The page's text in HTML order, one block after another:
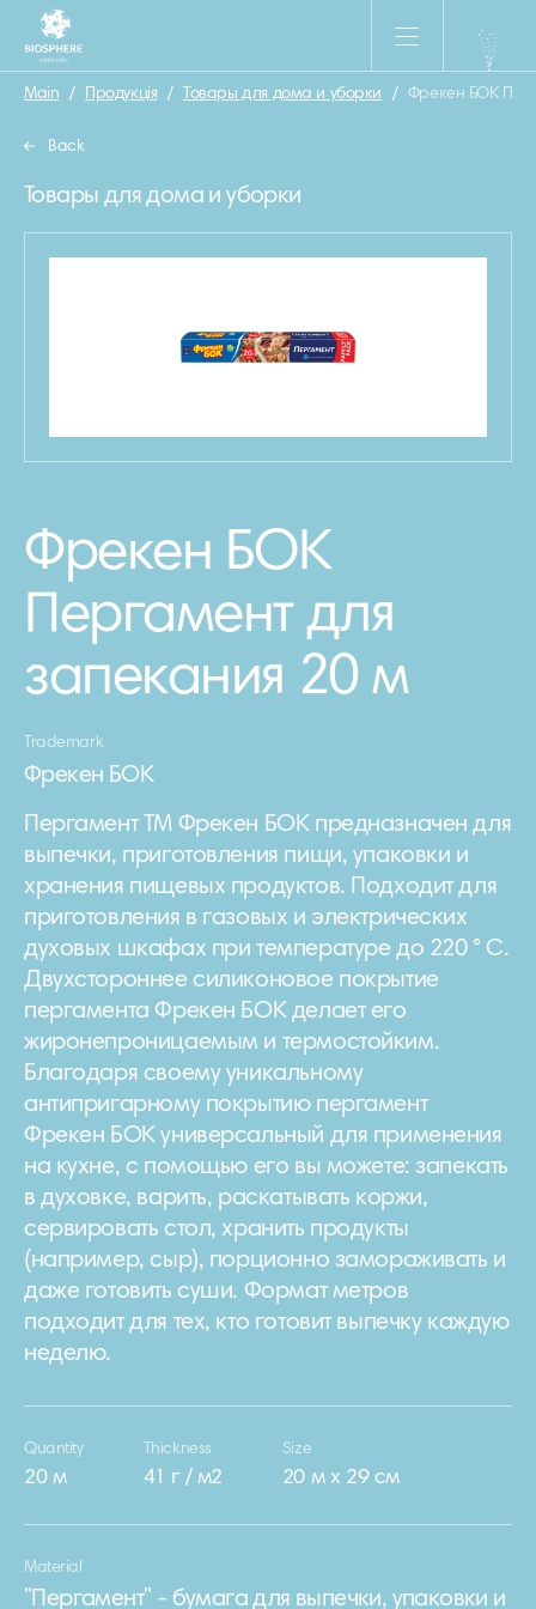
Main / Продукція / Товары для дома и уборки / Фрекен БОК
Back
Товары для дома и уборки
Фрекен БОК
Пергамент для
запекания 20 м
Trademark
Фрекен БОК
Пергамент ТМ Фрекен БОК предназначен для
выпечки, приготовления пищи, упаковки и
хранения пищевых продуктов. Подходит для
приготовления в газовых и электрических
духовых шкафах при температуре до 220 ° С.
Двухстороннее силиконовое покрытие
пергамента Фрекен БОК делает его
жиронепроницаемым и термостойким.
Благодаря своему уникальному
антипригарному покрытию пергамент
Фрекен БОК универсальный для применения
на кухне, с помощью его вы можете: запекать
в духовке, варить, раскатывать коржи,
сервировать стол, хранить продукты
(например, сыр), порционно замораживать и
даже готовить суши. Формат метров
подходит для тех, кто готовит выпечку каждую
неделю.
Quantity
20 м
Thickness
41 г / м2
Size
20 м х 29 см
Material
"Пергамент" - бумага для выпечки, упаковки и